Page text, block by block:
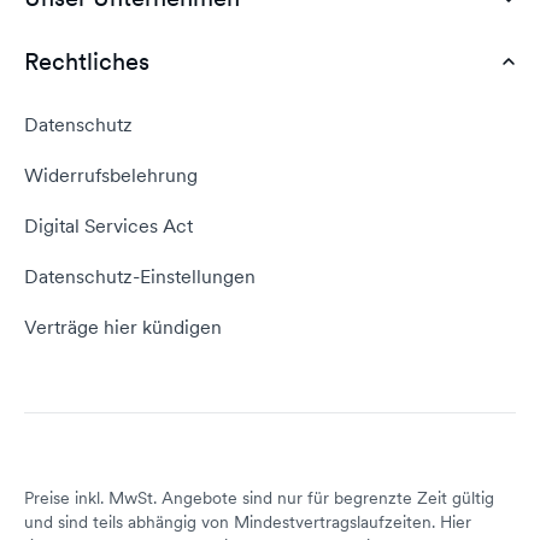
Domain umziehen
E-Mail-Domain
Server Hosting
WordPress Tutorial
AGB
Kontakt aufnehmen
Empfehlungsprogramm
Domain Reseller
Status dogado.de
Rechtliches
Datenschutz
Widerrufsbelehrung
Digital Services Act
Datenschutz-Einstellungen
Verträge hier kündigen
Preise inkl. MwSt. Angebote sind nur für begrenzte Zeit gültig
und sind teils abhängig von Mindestvertragslaufzeiten. Hier